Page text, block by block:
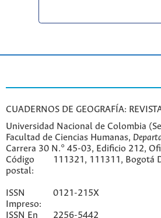
CUADERNOS DE GEOGRAFÍA:
Universidad Nacional de Colombia
Facultad de Ciencias Humanas,
Carrera 30 N.° 45-03, Edificio 212,
Código
postal:
111321, 111311, Bogotá
ISSN
Impreso:
0121-215X
ISSN En 2256-5442